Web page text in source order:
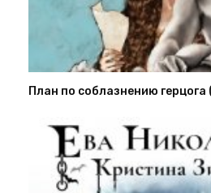
План по соблазнению